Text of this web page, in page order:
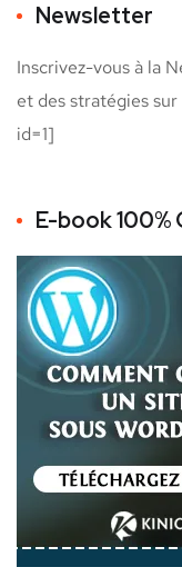
Newsletter
Inscrivez-vous à la
et des stratégies
id=1]
E-book 100%